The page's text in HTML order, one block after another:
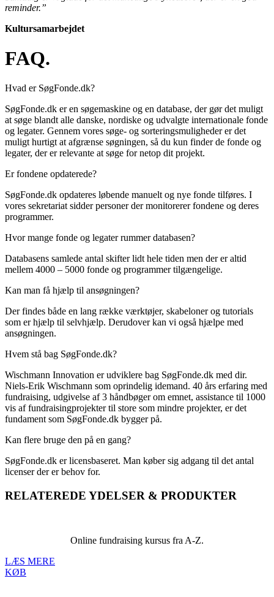
reminder.”
Kultursamarbejdet
FAQ.
Hvad er SøgFonde.dk?
SøgFonde.dk er en søgemaskine og en database, der gør det muligt
at søge blandt alle danske, nordiske og udvalgte internationale fonde
og legater. Gennem vores søge- og sorteringsmuligheder er det
muligt hurtigt at afgrænse søgningen, så du kun finder de fonde og
legater, der er relevante at søge for netop dit projekt.
Er fondene opdaterede?
SøgFonde.dk opdateres løbende manuelt og nye fonde tilføres. I
vores sekretariat sidder personer der monitorerer fondene og deres
programmer.
Hvor mange fonde og legater rummer databasen?
Databasens samlede antal skifter lidt hele tiden men der er altid
mellem 4000 – 5000 fonde og programmer tilgængelige.
Kan man få hjælp til ansøgningen?
Der findes både en lang række værktøjer, skabeloner og tutorials
som er hjælp til selvhjælp. Derudover kan vi også hjælpe med
ansøgningen.
Hvem stå bag SøgFonde.dk?
Wischmann Innovation er udviklere bag SøgFonde.dk med dir.
Niels-Erik Wischmann som oprindelig idemand. 40 års erfaring med
fundraising, udgivelse af 3 håndbøger om emnet, assistance til 1000
vis af fundraisingprojekter til store som mindre projekter, er det
fundament som SøgFonde.dk bygger på.
Kan flere bruge den på en gang?
SøgFonde.dk er licensbaseret. Man køber sig adgang til det antal
licenser der er behov for.
RELATEREDE YDELSER & PRODUKTER
Online fundraising kursus fra A-Z.
LÆS MERE
KØB